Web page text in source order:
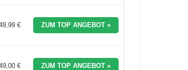
€ ZUM TOP ANGEBOT »
€ ZUM TOP ANGEBOT »